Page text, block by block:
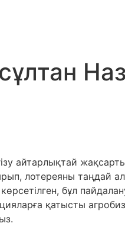
айтарлықтай
лотереяны
көрсетілген, бұл
қатысты